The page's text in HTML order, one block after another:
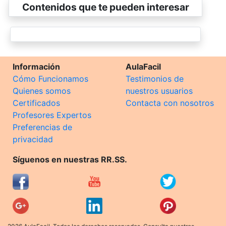
Contenidos que te pueden interesar
Información
Cómo Funcionamos
Quienes somos
Certificados
Profesores Expertos
Preferencias de
privacidad
AulaFacil
Testimonios de
nuestros usuarios
Contacta con nosotros
Síguenos en nuestras RR.SS.